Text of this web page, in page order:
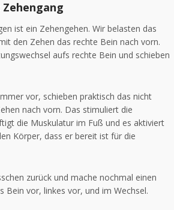
ist ein Zehengehen. Wir belasten das
den Zehen das rechte Bein nach vorn.
aufs rechte Bein und schieben
vor, schieben praktisch das nicht
nach vorn. Das stimuliert die
die Muskulatur im Fuß und es aktiviert
Körper, dass er bereit ist für die
zurück und mache nochmal einen
Bein vor, linkes vor, und im Wechsel.